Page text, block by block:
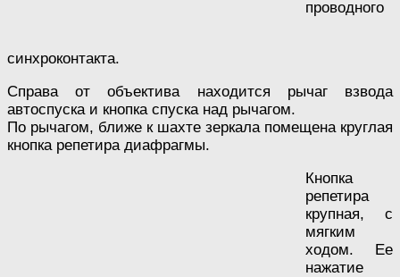
проводного
синхроконтакта.
Справа от объектива находится рычаг взвода
автоспуска и кнопка спуска над рычагом.
По рычагом, ближе к шахте зеркала помещена круглая
кнопка репетира диафрагмы.
Кнопка
репетира
крупная, с
мягким
ходом. Ее
нажатие